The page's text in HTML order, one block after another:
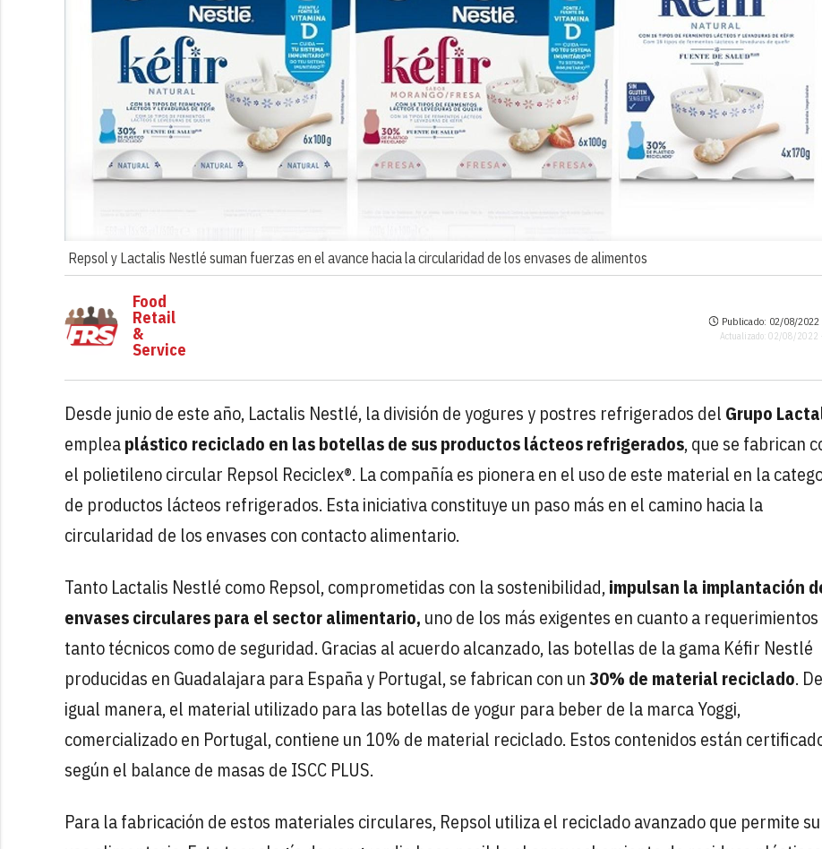
Repsol y Lactalis Nestlé suman fuerzas en el avance hacia la circularidad de los envases de alimentos
Food
Retail
&
Service
Publicado: 02/08/2022
Actualizado: 02/08/2022
Desde junio de este año, Lactalis Nestlé, la división de yogures y postres refrigerados del Grupo
empleaplástico reciclado en las botellas de sus productos lácteos refrigerados, que se fabrican
el polietileno circular Repsol Reciclex®. La compañía es pionera en el uso de este material en la
de productos lácteos refrigerados. Esta iniciativa constituye un paso más en el camino hacia la
circularidad de los envases con contacto alimentario.
Tanto Lactalis Nestlé como Repsol, comprometidas con la sostenibilidad,impulsan la implantación
envases circulares para el sector alimentario, uno de los más exigentes en cuanto a requerimientos
tanto técnicos como de seguridad. Gracias al acuerdo alcanzado, las botellas de la gama Kéfir Nestlé
producidas en Guadalajara para España y Portugal, se fabrican con un30% de material reciclado. De
igual manera, el material utilizado para las botellas de yogur para beber de la marca Yoggi,
comercializado en Portugal, contiene un 10% de material reciclado. Estos contenidos están
según el balance de masas de ISCC PLUS.
Para la fabricación de estos materiales circulares, Repsol utiliza el reciclado avanzado que permite su